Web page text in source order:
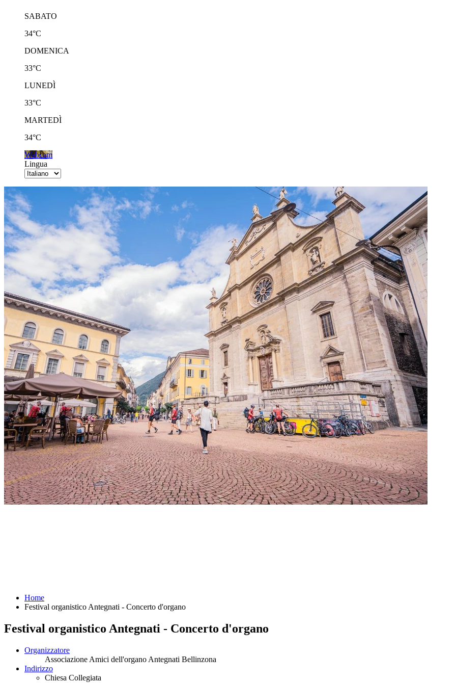
SABATO
34°C
DOMENICA
33°C
LUNEDÌ
33°C
MARTEDÌ
34°C
Webcam
Lingua
Home
Festival organistico Antegnati - Concerto d'organo
Festival organistico Antegnati - Concerto d'organo
Organizzatore
Associazione Amici dell'organo Antegnati Bellinzona
Indirizzo
Chiesa Collegiata